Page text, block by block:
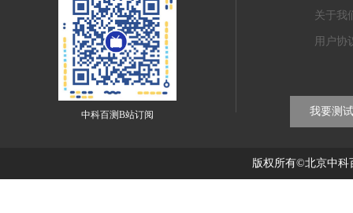
中科百测B站订阅
关于我
用户协
我要测试
版权所有©北京中